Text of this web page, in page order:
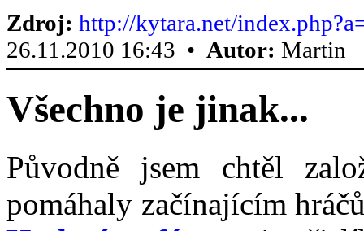
Zdroj: http://kytara.net/
26.11.2010 16:43 • Autor: Martin
Všechno je jinak...
Původně jsem chtěl
pomáhaly začínajícím